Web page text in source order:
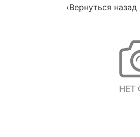
‹Вернуться назад